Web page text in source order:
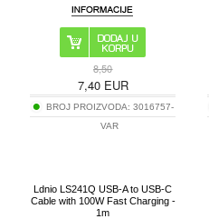
8,50
7,40EUR
BROJ PROIZVODA: 3016757-
VAR
Ldnio LS241Q USB-A to USB-C
Cable with 100W Fast Charging -
1m